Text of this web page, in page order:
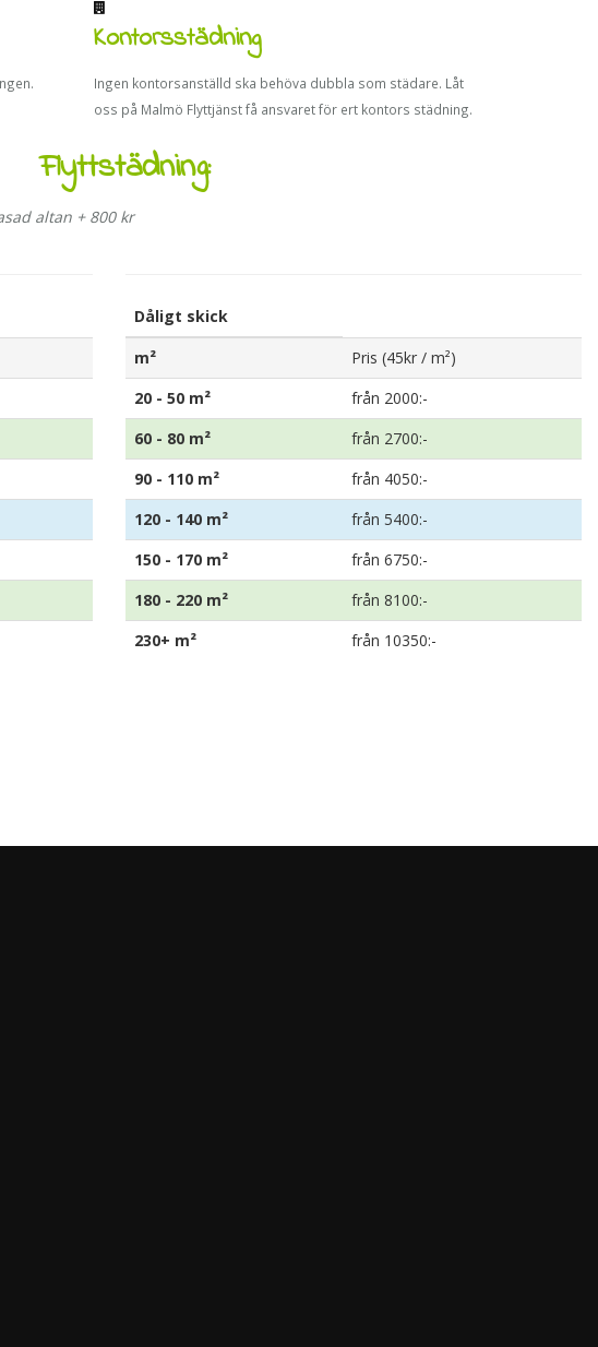
Kontorsstädning
Ingen kontorsanställd ska behöva dubbla som städare. Låt
oss på Malmö Flyttjänst få ansvaret för ert kontors städning.
Flyttstädning:
altan + 800 kr
Dåligt skick
m²
Pris (45kr / m²)
20 - 50 m²
från 2000:-
60 - 80 m²
från 2700:-
90 - 110 m²
från 4050:-
120 - 140 m²
från 5400:-
150 - 170 m²
från 6750:-
180 - 220 m²
från 8100:-
230+ m²
från 10350:-